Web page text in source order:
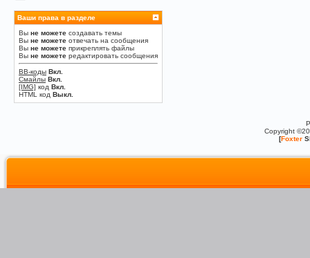
Ваши права в разделе
Вы не можете создавать темы
Вы не можете отвечать на сообщения
Вы не можете прикреплять файлы
Вы не можете редактировать сообщения
BB-коды Вкл.
Смайлы Вкл.
[IMG] код Вкл.
HTML код Выкл.
Copyright
[Foxter